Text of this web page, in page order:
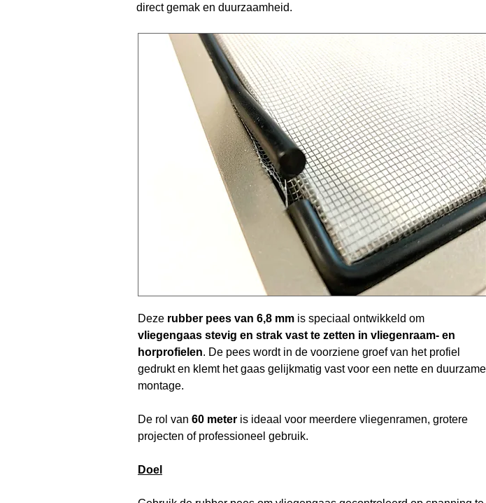
direct gemak en duurzaamheid.
Deze rubber pees van 6,8 mm is speciaal ontwikkeld om
vliegengaas stevig en strak vast te zetten in vliegenraam- en
horprofielen. De pees wordt in de voorziene groef van het profiel
gedrukt en klemt het gaas gelijkmatig vast voor een nette en duurzame
montage.
De rol van 60 meter is ideaal voor meerdere vliegenramen, grotere
projecten of professioneel gebruik.
Doel